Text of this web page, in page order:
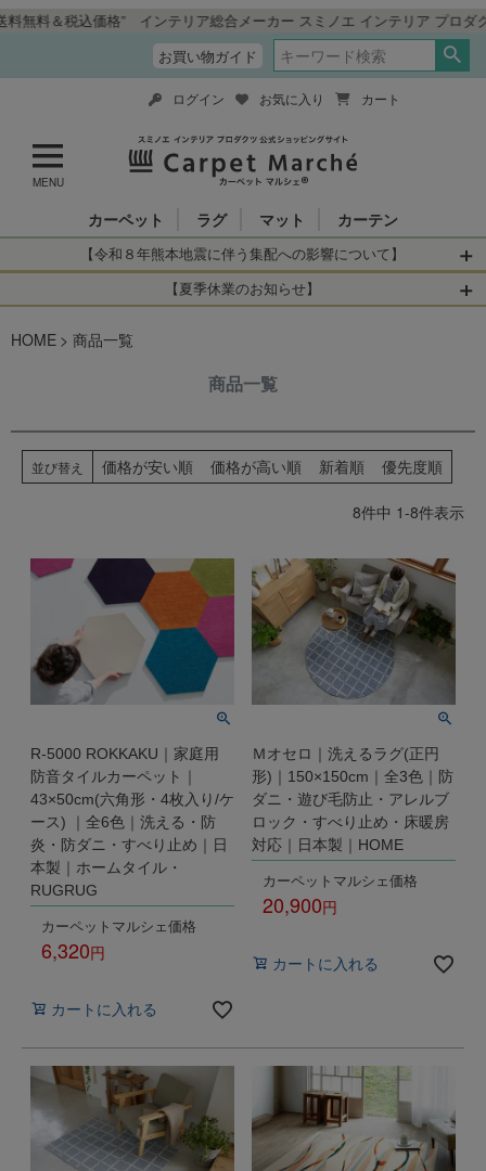
価格” インテリア総合メーカー スミノエ インテリア プロダクツ 公式シ
お買い物ガイド
MENU
ログイン お気に入り カート
カーペット ラグ マット カーテン
【令和８年熊本地震に伴う集配への影響について】
令和8年熊本地震により、お亡くなりになられた方々に深く
お見舞い申し上げます。 この地震の影響により、現在、一
【お荷物のお届けに遅れが生じている地域】
・全国から九州あてのお荷物
・九州から全国あてのお荷物
なお、今後の被害状況や交通規制などにより、対象地域や
お客さまにはご不便をおかけいたしますが、何卒ご理解賜
りますようお願い申し上げます。
【夏季休業のお知らせ】
当店は は2026年8月11日(火)～2026年8月16日(日)
休業中のご注文に関しては自動返信メールは届きますが、
いただきますのでよろしくお願いいたします。
出荷センターも休業となりますため、休業期間中のご注文
→オーダー商品など、詳しくはこちらから
HOME 商品一覧
商品一覧
並び替え 価格が安い順 価格が高い順 新着順 優先度順
8件中 1-8件表示
R-5000 ROKKAKU｜家庭用
防音タイルカーペット｜
43×50cm(六角形・4枚入り/ケ
ース) ｜全6色｜洗える・防
炎・防ダニ・すべり止め｜日
本製｜ホームタイル・
RUGRUG
カーペットマルシェ価格
6,320
カートに入れる
Ｍオセロ｜洗えるラグ(正円
形)｜150×150cm｜全3色｜防
ダニ・遊び毛防止・アレルブ
ロック・すべり止め・床暖房
対応｜日本製｜HOME
カーペットマルシェ価格
20,900
カートに入れる